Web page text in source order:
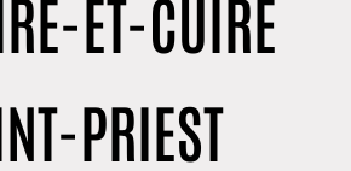
ET-CUIRE
PRIEST